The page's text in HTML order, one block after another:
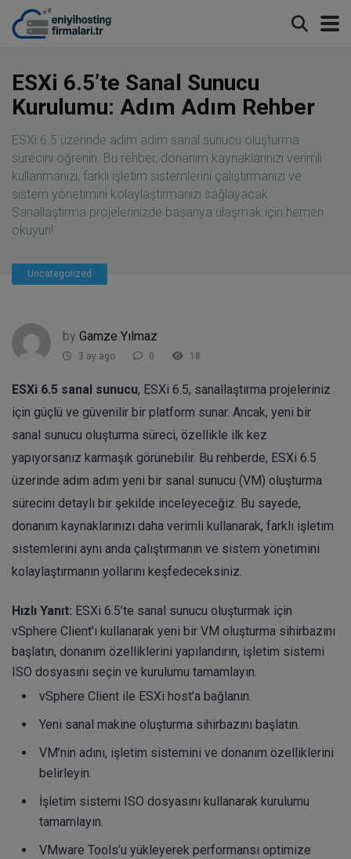
ESXi 6.5’te Sanal Sunucu
Kurulumu: Adım Adım Rehber
ESXi 6.5 üzerinde adım adım sanal sunucu oluşturma
sürecini öğrenin. Bu rehber, donanım kaynaklarınızı verimli
kullanmanızı, farklı işletim sistemlerini çalıştırmanızı ve
sistem yönetimini kolaylaştırmanızı sağlayacak.
Sanallaştırma projelerinizde başarıya ulaşmak için hemen
okuyun!
Uncategorized
by Gamze Yılmaz
3 ay ago 0 18
ESXi 6.5 sanal sunucu, ESXi 6.5, sanallaştırma projeleriniz
için güçlü ve güvenilir bir platform sunar. Ancak, yeni bir
sanal sunucu oluşturma süreci, özellikle ilk kez
yapıyorsanız karmaşık görünebilir. Bu rehberde, ESXi 6.5
üzerinde adım adım yeni bir sanal sunucu (VM) oluşturma
sürecini detaylı bir şekilde inceleyeceğiz. Bu sayede,
donanım kaynaklarınızı daha verimli kullanarak, farklı işletim
sistemlerini aynı anda çalıştırmanın ve sistem yönetimini
kolaylaştırmanın yollarını keşfedeceksiniz.
Hızlı Yanıt: ESXi 6.5’te sanal sunucu oluşturmak için
vSphere Client’ı kullanarak yeni bir VM oluşturma sihirbazını
başlatın, donanım özelliklerini yapılandırın, işletim sistemi
ISO dosyasını seçin ve kurulumu tamamlayın.
vSphere Client ile ESXi host’a bağlanın.
Yeni sanal makine oluşturma sihirbazını başlatın.
VM’nin adını, işletim sistemini ve donanım özelliklerini
belirleyin.
İşletim sistemi ISO dosyasını kullanarak kurulumu
tamamlayın.
VMware Tools’u yükleyerek performansı optimize